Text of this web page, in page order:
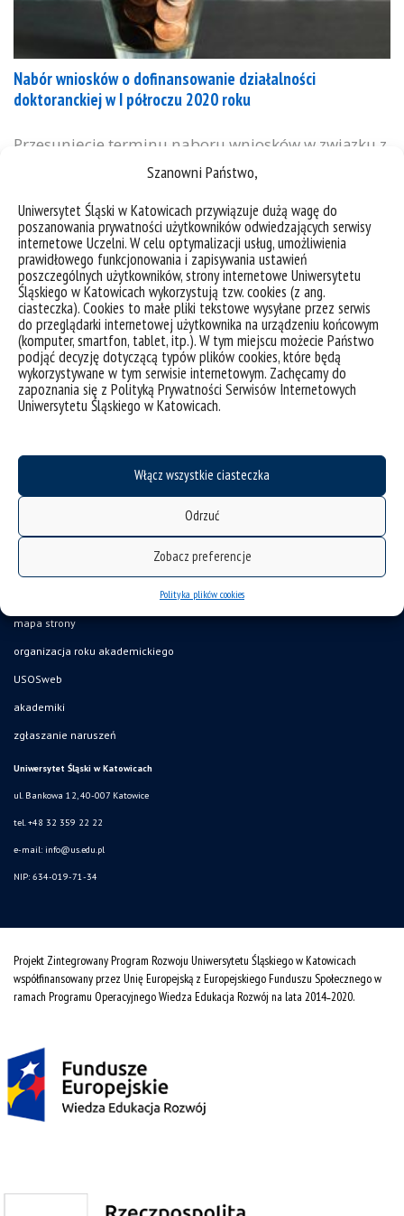
Szanowni Państwo,
Uniwersytet Śląski w Katowicach przywiązuje dużą wagę do
poszanowania prywatności użytkowników odwiedzających serwisy
internetowe Uczelni. W celu optymalizacji usług, umożliwienia
prawidłowego funkcjonowania i zapisywania ustawień
poszczególnych użytkowników, strony internetowe Uniwersytetu
Śląskiego w Katowicach wykorzystują tzw. cookies (z ang.
ciasteczka). Cookies to małe pliki tekstowe wysyłane przez serwis
do przeglądarki internetowej użytkownika na urządzeniu końcowym
(komputer, smartfon, tablet, itp.). W tym miejscu możecie Państwo
podjąć decyzję dotyczącą typów plików cookies, które będą
wykorzystywane w tym serwisie internetowym. Zachęcamy do
zapoznania się z Polityką Prywatności Serwisów Internetowych
Uniwersytetu Śląskiego w Katowicach.
Włącz wszystkie ciasteczka
Odrzuć
Zobacz preferencje
Polityka plików cookies
Nabór wniosków o dofinansowanie działalności
doktoranckiej w I półroczu 2020 roku
Przesunięcie terminu naboru wniosków w związku z
rozprzestrzenianem się wirusa SARS-CoV-2 i
Uniwersytetu, termin naboru wniosków w ramach
konkursu na podział środków, którymi dysponuje
Samorząd Doktorantów zostaje przesunięty na 19
kwietnia 2020 roku. Dnia 09.03.2020 roku
rozpocznie się nabór wniosków o dofinansowanie
projektów naukowych lub aktywizujących
środowisko doktorantów. O dofinansowanie mogą...
kategorie:informacje
konkursy
tagi : doktorant konkurs samorząd środki
mapa strony
organizacja roku akademickiego
USOSweb
akademiki
zgłaszanie naruszeń
Uniwersytet Śląski w Katowicach
ul. Bankowa 12, 40-007 Katowice
tel. +48 32 359 22 22
e-mail: info@us.edu.pl
NIP: 634-019-71-34
Projekt Zintegrowany Program Rozwoju Uniwersytetu Śląskiego w Katowicach
współfinansowany przez Unię Europejską z Europejskiego Funduszu Społecznego w
ramach Programu Operacyjnego Wiedza Edukacja Rozwój na lata 2014˗2020.